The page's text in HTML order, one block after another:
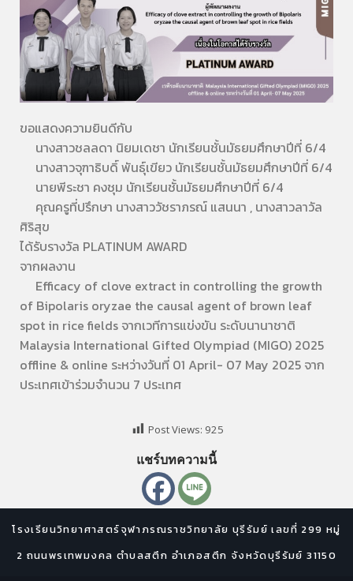
ขอแสดงความยินดีกับ
นางสาวชลลดา นิยมเดชา นักเรียนชั้นมัธยมศึกษาปีที่ 6/4
นางสาวจุฑาธิบดิ์ พันธุ์เขียว นักเรียนชั้นมัธยมศึกษาปีที่ 6/4
นายพีระชา คงชุม นักเรียนชั้นมัธยมศึกษาปีที่ 6/4
คุณครูที่ปรึกษา นางสาววัชราภรณ์ แสนนา , นางสาวลาวัล
ศิริสุข
ได้รับรางวัล PLATINUM AWARD
จากผลงาน
Efficacy of clove extract in controlling the growth
of Bipolaris oryzae the causal agent of brown leaf
spot in rice fields จากเวทีการแข่งขัน ระดับนานาชาติ
Malaysia International Gifted Olympiad (MIGO) 2025
offline & online ระหว่างวันที่ 01 April- 07 May 2025 จาก
ประเทศเข้าร่วมจำนวน 7 ประเทศ
Post Views: 925
แชร์บทความนี้
โรงเรียนวิทยาศาสตร์จุฬาภรณราชวิทยาลัย บุรีรัมย์ เลขที่ 299 หมู่
2 ถนนพรเทพมงคล ตำบลสตึก อำเภอสตึก จังหวัดบุรีรัมย์ 31150